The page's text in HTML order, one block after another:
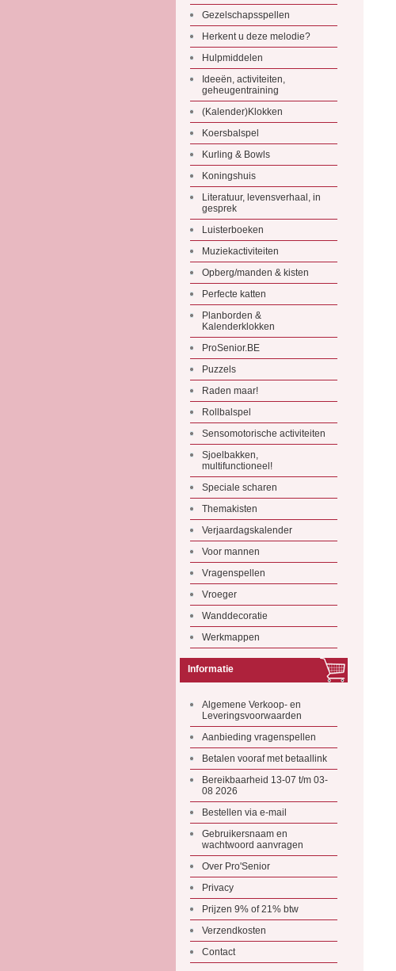
Gezelschapsspellen
Herkent u deze melodie?
Hulpmiddelen
Ideeën, activiteiten,
geheugentraining
(Kalender)Klokken
Koersbalspel
Kurling & Bowls
Koningshuis
Literatuur, levensverhaal, in
gesprek
Luisterboeken
Muziekactiviteiten
Opberg/manden & kisten
Perfecte katten
Planborden &
Kalenderklokken
ProSenior.BE
Puzzels
Raden maar!
Rollbalspel
Sensomotorische activiteiten
Sjoelbakken,
multifunctioneel!
Speciale scharen
Themakisten
Verjaardagskalender
Voor mannen
Vragenspellen
Vroeger
Wanddecoratie
Werkmappen
Informatie
Algemene Verkoop- en
Leveringsvoorwaarden
Aanbieding vragenspellen
Betalen vooraf met betaallink
Bereikbaarheid 13-07 t/m 03-
08 2026
Bestellen via e-mail
Gebruikersnaam en
wachtwoord aanvragen
Over Pro'Senior
Privacy
Prijzen 9% of 21% btw
Verzendkosten
Contact